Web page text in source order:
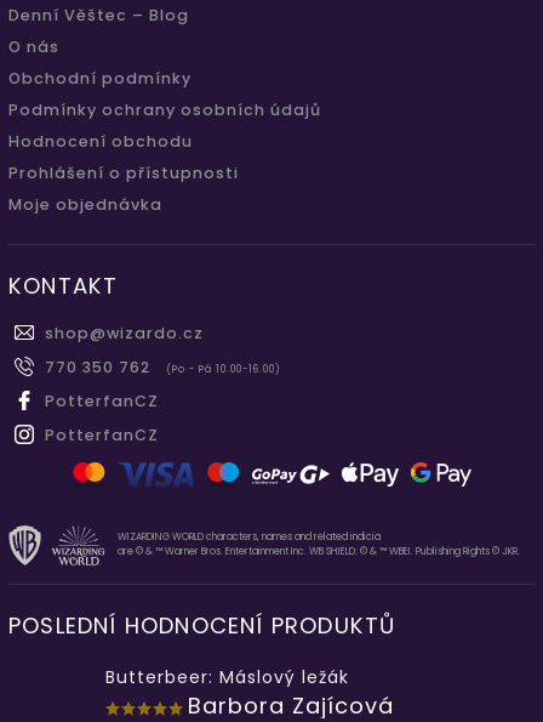
Denní Věštec – Blog
O nás
Obchodní podmínky
Podmínky ochrany osobních údajů
Hodnocení obchodu
Prohlášení o přístupnosti
Moje objednávka
KONTAKT
shop@wizardo.cz
770 350 762
(Po - Pá 10.00-16.00)
PotterfanCZ
PotterfanCZ
WIZARDING WORLD characters, names and related indicia
are © & ™ Warner Bros. Entertainment Inc. WB SHIELD: © & ™ WBEI. Publishing Rights © JKR.
POSLEDNÍ HODNOCENÍ PRODUKTŮ
Butterbeer: Máslový ležák
Barbora Zajícová